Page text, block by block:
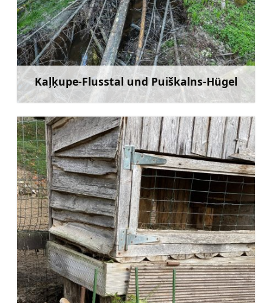
Kaļķupe-Flusstal und Puiškalns-Hügel
Mehr